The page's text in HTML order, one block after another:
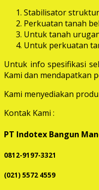
Stabilisator
Perkuatan tanah
Untuk tanah
Untuk perkuatan
Untuk info spesifikasi
Kami dan mendapatkan
Kami menyediakan
Kontak Kami :
PT Indotex Bangun
0812-9197-3321
(021) 5572 4559